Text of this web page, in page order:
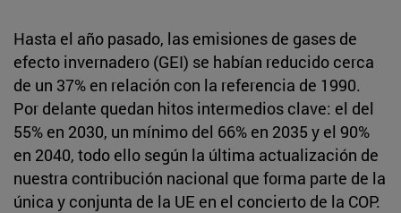
Hasta el año pasado, las emisiones de gases de
efecto invernadero (GEI) se habían reducido cerca
de un 37% en relación con la referencia de 1990.
Por delante quedan hitos intermedios clave: el del
55% en 2030, un mínimo del 66% en 2035 y el 90%
en 2040, todo ello según la última actualización de
nuestra contribución nacional que forma parte de la
única y conjunta de la UE en el concierto de la COP.